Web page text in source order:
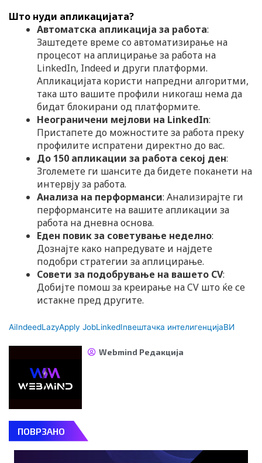
Што нуди апликацијата?
Автоматска апликација за работа:
Заштедете време со автоматизирање на
процесот на аплицирање за работа на
LinkedIn, Indeed и други платформи.
Апликацијата користи напредни алгоритми,
така што вашите профили никогаш нема да
бидат блокирани од платформите.
Неограничени мејлови на LinkedIn:
Пристапете до можностите за работа преку
профилите испратени директно до вас.
До 150 апликации за работа секој ден:
Зголемете ги шансите да бидете поканети на
интервју за работа.
Анализа на перформанси: Анализирајте ги
перформансите на вашите апликации за
работа на дневна основа.
Еден повик за советување неделно:
Дознајте како напредувате и најдете
подобри стратегии за аплицирање.
Совети за подобрување на вашето CV:
Добијте помош за креирање на CV што ќе се
истакне пред другите.
AiIndeedLazyApply JobLinkedInвештачка интелигенцијаВИ
Webmind Редакција
ПОВРЗАНО